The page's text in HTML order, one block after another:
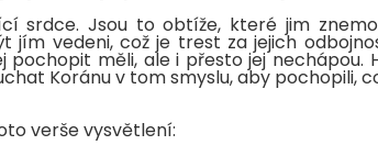
srdce. Jsou to obtíže, které jim
jím vedeni, což je trest za jejich
pochopit měli, ale i přesto jej nechápou.
Koránu v tom smyslu, aby pochopili,
verše vysvětlení: